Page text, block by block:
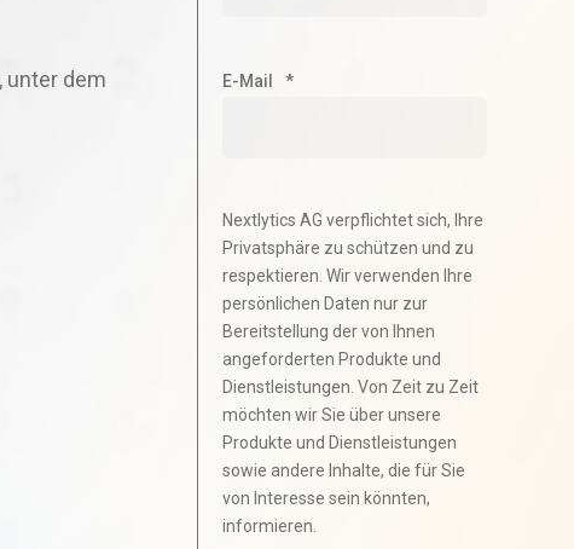
, unter dem
E-Mail *
Nextlytics AG verpflichtet sich, Ihre
Privatsphäre zu schützen und zu
respektieren. Wir verwenden Ihre
persönlichen Daten nur zur
Bereitstellung der von Ihnen
angeforderten Produkte und
Dienstleistungen. Von Zeit zu Zeit
möchten wir Sie über unsere
Produkte und Dienstleistungen
sowie andere Inhalte, die für Sie
von Interesse sein könnten,
informieren.